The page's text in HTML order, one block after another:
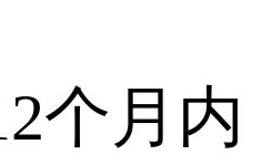
个月内